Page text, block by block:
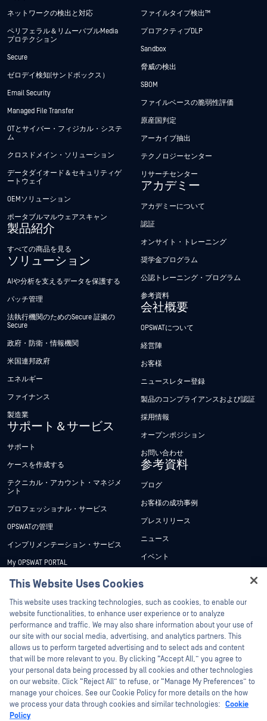
ネットワークの検出と対応
ペリフェラル＆リムーバブルMedia
プロテクション
Secure
ゼロデイ検知(サンドボックス）
Email Security
Managed File Transfer
OTとサイバー・フィジカル・システ
ム
クロスドメイン・ソリューション
データダイオード＆セキュリティゲ
ートウェイ
OEMソリューション
ポータブルマルウェアスキャン
製品紹介
すべての商品を見る
ソリューション
AIや分析を支えるデータを保護する
パッチ管理
法執行機関のためのSecure 証拠の
Secure
政府・防衛・情報機関
米国連邦政府
エネルギー
ファイナンス
製造業
サポート＆サービス
サポート
ケースを作成する
テクニカル・アカウント・マネジメ
ント
プロフェッショナル・サービス
OPSWATの管理
インプリメンテーション・サービス
My OPSWAT PORTAL
技術文書
トレーニング
脆弱性対策プログラム
パートナー
認証
テクノロジー・パートナー
OPSWAT チャネル パートナー
ファイルタイプ検出™
プロアクティブDLP
Sandbox
脅威の検出
SBOM
ファイルベースの脆弱性評価
原産国判定
アーカイブ抽出
テクノロジーセンター
リサーチセンター
アカデミー
アカデミーについて
認証
オンサイト・トレーニング
奨学金プログラム
公認トレーニング・プログラム
参考資料
会社概要
OPSWATについて
経営陣
お客様
ニュースレター登録
製品のコンプライアンスおよび認証
採用情報
オープンポジション
お問い合わせ
参考資料
ブログ
お客様の成功事例
プレスリリース
ニュース
イベント
ホワイトペーパー
無料ツール
©2026OPSWAT . All rights reserved.OPSWAT、MetaDefender、Metascan、
This Website Uses Cookies
This website uses tracking technologies, such as cookies, to enable our
website functionalities, to enhance user experience or to analyze
performance and traffic. We may also share information about your use of
our site with our social media, advertising, and analytics partners. This
allows us to perform targeted advertising and to select ads and content
that will be more relevant to you. By clicking “Accept All,” you agree to
your personal data being processed by all cookies and other technologies
on our website. Click “Reject All” to refuse, or “Manage My Preferences” to
manage your choices. See our Cookie Policy for more details on the how
we process your data through cookies and similar technologies: Cookie
Policy
Hey there!
I'm Ozzy, your OPSWAT virtual assistant.
How can I help you secure what's critical
today?